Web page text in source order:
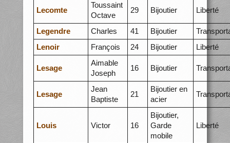
Lecomte
Toussaint
Octave
29 Bijoutier Liberté
Legendre Charles 41 Bijoutier
Lenoir
François 24 Bijoutier Liberté
Lesage
Aimable
Joseph
16 Bijoutier
Lesage
Jean
Baptiste
21
Bijoutier en
acier
Louis Victor 16
Bijoutier,
Garde
mobile
Liberté